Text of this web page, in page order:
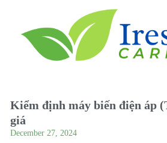
Kiểm định máy biến điện áp
giá
December 27, 2024